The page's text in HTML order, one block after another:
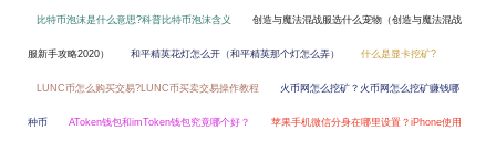
比特币泡沫是什么意思?科普比特币泡沫含义 创造与魔法混战服选什么宠物（创造与魔法混战
服新手攻略2020） 和平精英花灯怎么开（和平精英那个灯怎么弄） 什么是显卡挖矿?
LUNC币怎么购买交易?LUNC币买卖交易操作教程 火币网怎么挖矿？火币网怎么挖矿赚钱哪
种币 AToken钱包和imToken钱包究竟哪个好？ 苹果手机微信分身在哪里设置？iPhone使用